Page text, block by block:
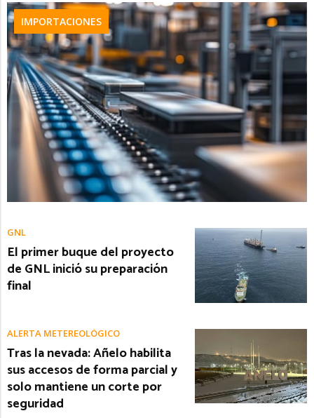
IMPORTACIONES
GNL
El primer buque del proyecto
de GNL inició su preparación
final
ALERTA METEREOLÓGICO
Tras la nevada: Añelo habilita
sus accesos de forma parcial y
solo mantiene un corte por
seguridad